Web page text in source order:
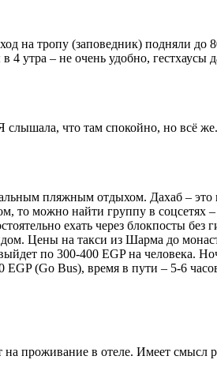
на тропу (заповедник) подняли
утра – не очень удобно,
слышала, что там спокойно, но всё же.
пляжным отдыхом. Дахаб –
то можно найти группу в соцсетях
ехать через блокпосты
Цены на такси из Шарма до
по 300-400 EGP на человека.
(Go Bus), время в пути – 5-6
проживание в отеле. Имеет